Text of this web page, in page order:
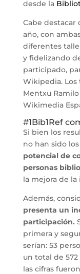
desde la
Cabe
año, con
diferentes
y fidelizando
participado,
Wikipedia. Los
Mentxu
Wikimedia
#1Bib1Ref
Si bien los
no han sido
potencial de
personas
la mejora de
Además,
presenta un
participación.
primera y
serían: 53
un total de 572
las cifras